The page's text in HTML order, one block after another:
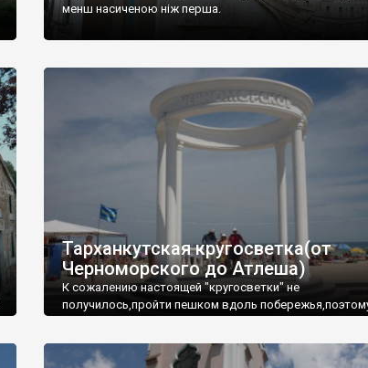
менш насиченою ніж перша.
Тарханкутская кругосветка(от
Черноморского до Атлеша)
К сожалению настоящей "кругосветки" не
получилось,пройти пешком вдоль